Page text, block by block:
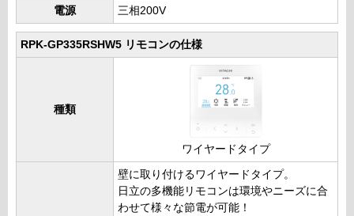
電源 三相200V
RPK-GP335RSHW5 リモコンの仕様
種類
ワイヤードタイプ
壁に取り付けるワイヤードタイプ。
日立の多機能リモコンは環境やニーズに合
わせて様々な節電が可能！